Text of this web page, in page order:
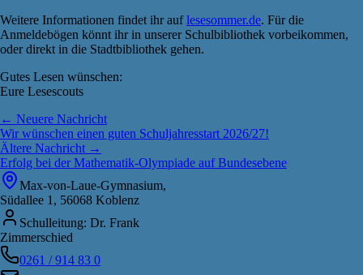
Weitere Informationen findet ihr auflesesommer.de. Für die
Anmeldebögen könnt ihr in unserer Schulbibliothek vorbeikommen,
oder direkt in die Stadtbibliothek gehen.
Gutes Lesen wünschen:
Eure Lesescouts
← Neuere Nachricht
Wir wünschen einen guten Schuljahresstart 2026/27!
Ältere Nachricht →
Erfolg bei der Mathematik-Olympiade auf Bundesebene
Max-von-Laue-Gymnasium,
Südallee 1, 56068 Koblenz
Schulleitung: Dr. Frank
Zimmerschied
0261 / 914 83 0